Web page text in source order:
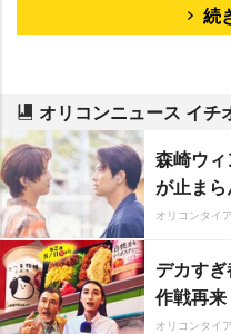
続
オリコンニュース イチ
森崎ウ
が止まら
オリコンタイ
デカす
作戦再来
オリコンタイ